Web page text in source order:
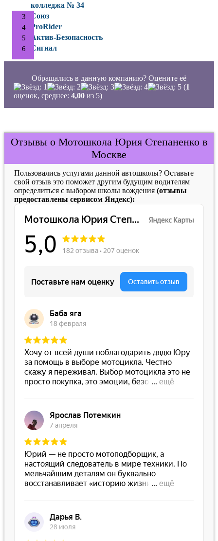
колледжа № 34
Союз
ProRider
Актив-Безопасность
Сигнал
Обращались в данную компанию? Оцените её
(1
оценок, среднее: 4,00 из 5)
Отзывы о Мотошкола Юрия Степаненко в
Москве
Пользовались услугами данной автошколы? Оставьте
свой отзыв это поможет другим будущим водителям
определиться с выбором школы вождения (отзывы
предоставлены сервисом Яндекс):